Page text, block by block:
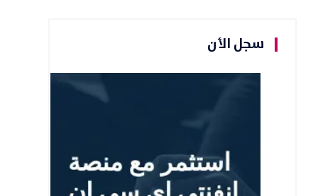
سجل الأن